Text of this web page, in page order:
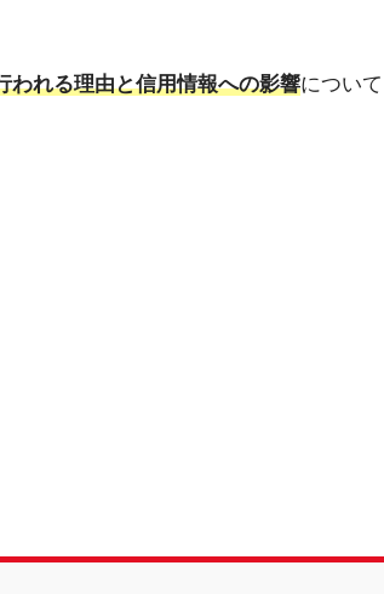
われる理由と信用情報への影響について